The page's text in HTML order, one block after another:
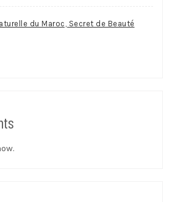
du Maroc, Secret de Beauté